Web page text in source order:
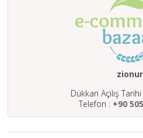
ALIM
İHALELERİ
zionur
Dükkan Açılış Tarihi
Telefon : +90